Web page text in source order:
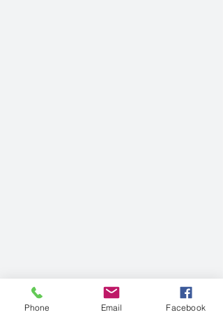
Phone Email Facebook